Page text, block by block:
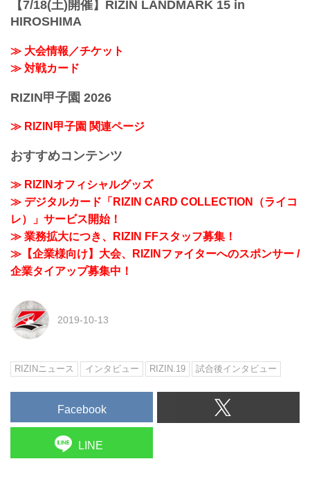
【7/18(土)開催】RIZIN LANDMARK 15 in
HIROSHIMA
≫ 大会情報／チケット
≫ 対戦カード
RIZIN甲子園 2026
≫ RIZIN甲子園 関連ページ
おすすめコンテンツ
≫ RIZINオフィシャルグッズ
≫ デジタルカード「RIZIN CARD COLLECTION（ライコ
レ）」サービス開始！
≫ 業務拡大につき、RIZIN FFスタッフ募集！
≫【企業様向け】大会、RIZINファイターへのスポンサー /
企業タイアップ募集中！
2019-10-13
RIZINニュース インタビュー RIZIN.19 試合後インタビュー
Facebook
LINE